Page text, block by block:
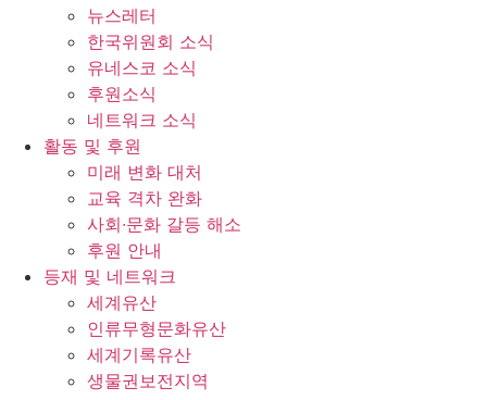
뉴스레터
한국위원회 소식
유네스코 소식
후원소식
네트워크 소식
활동 및 후원
미래 변화 대처
교육 격차 완화
사회∙문화 갈등 해소
후원 안내
등재 및 네트워크
세계유산
인류무형문화유산
세계기록유산
생물권보전지역